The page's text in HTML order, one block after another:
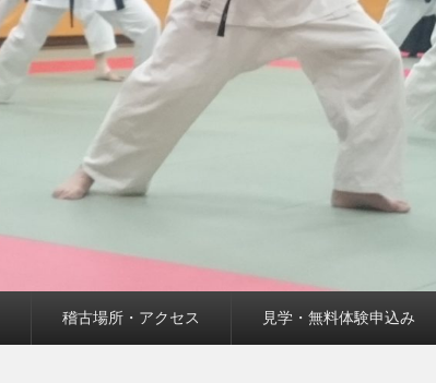
稽古場所・アクセス 見学・無料体験申込み